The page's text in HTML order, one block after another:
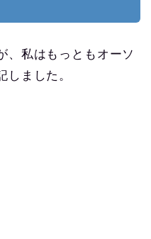
、私はもっともオーソ
しました。